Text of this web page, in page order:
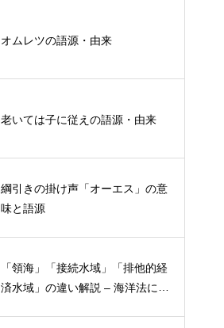
オムレツの語源・由来
老いては子に従えの語源・由来
綱引きの掛け声「オーエス」の意
味と語源
「領海」「接続水域」「排他的経
済水域」の違い解説 – 海洋法にお